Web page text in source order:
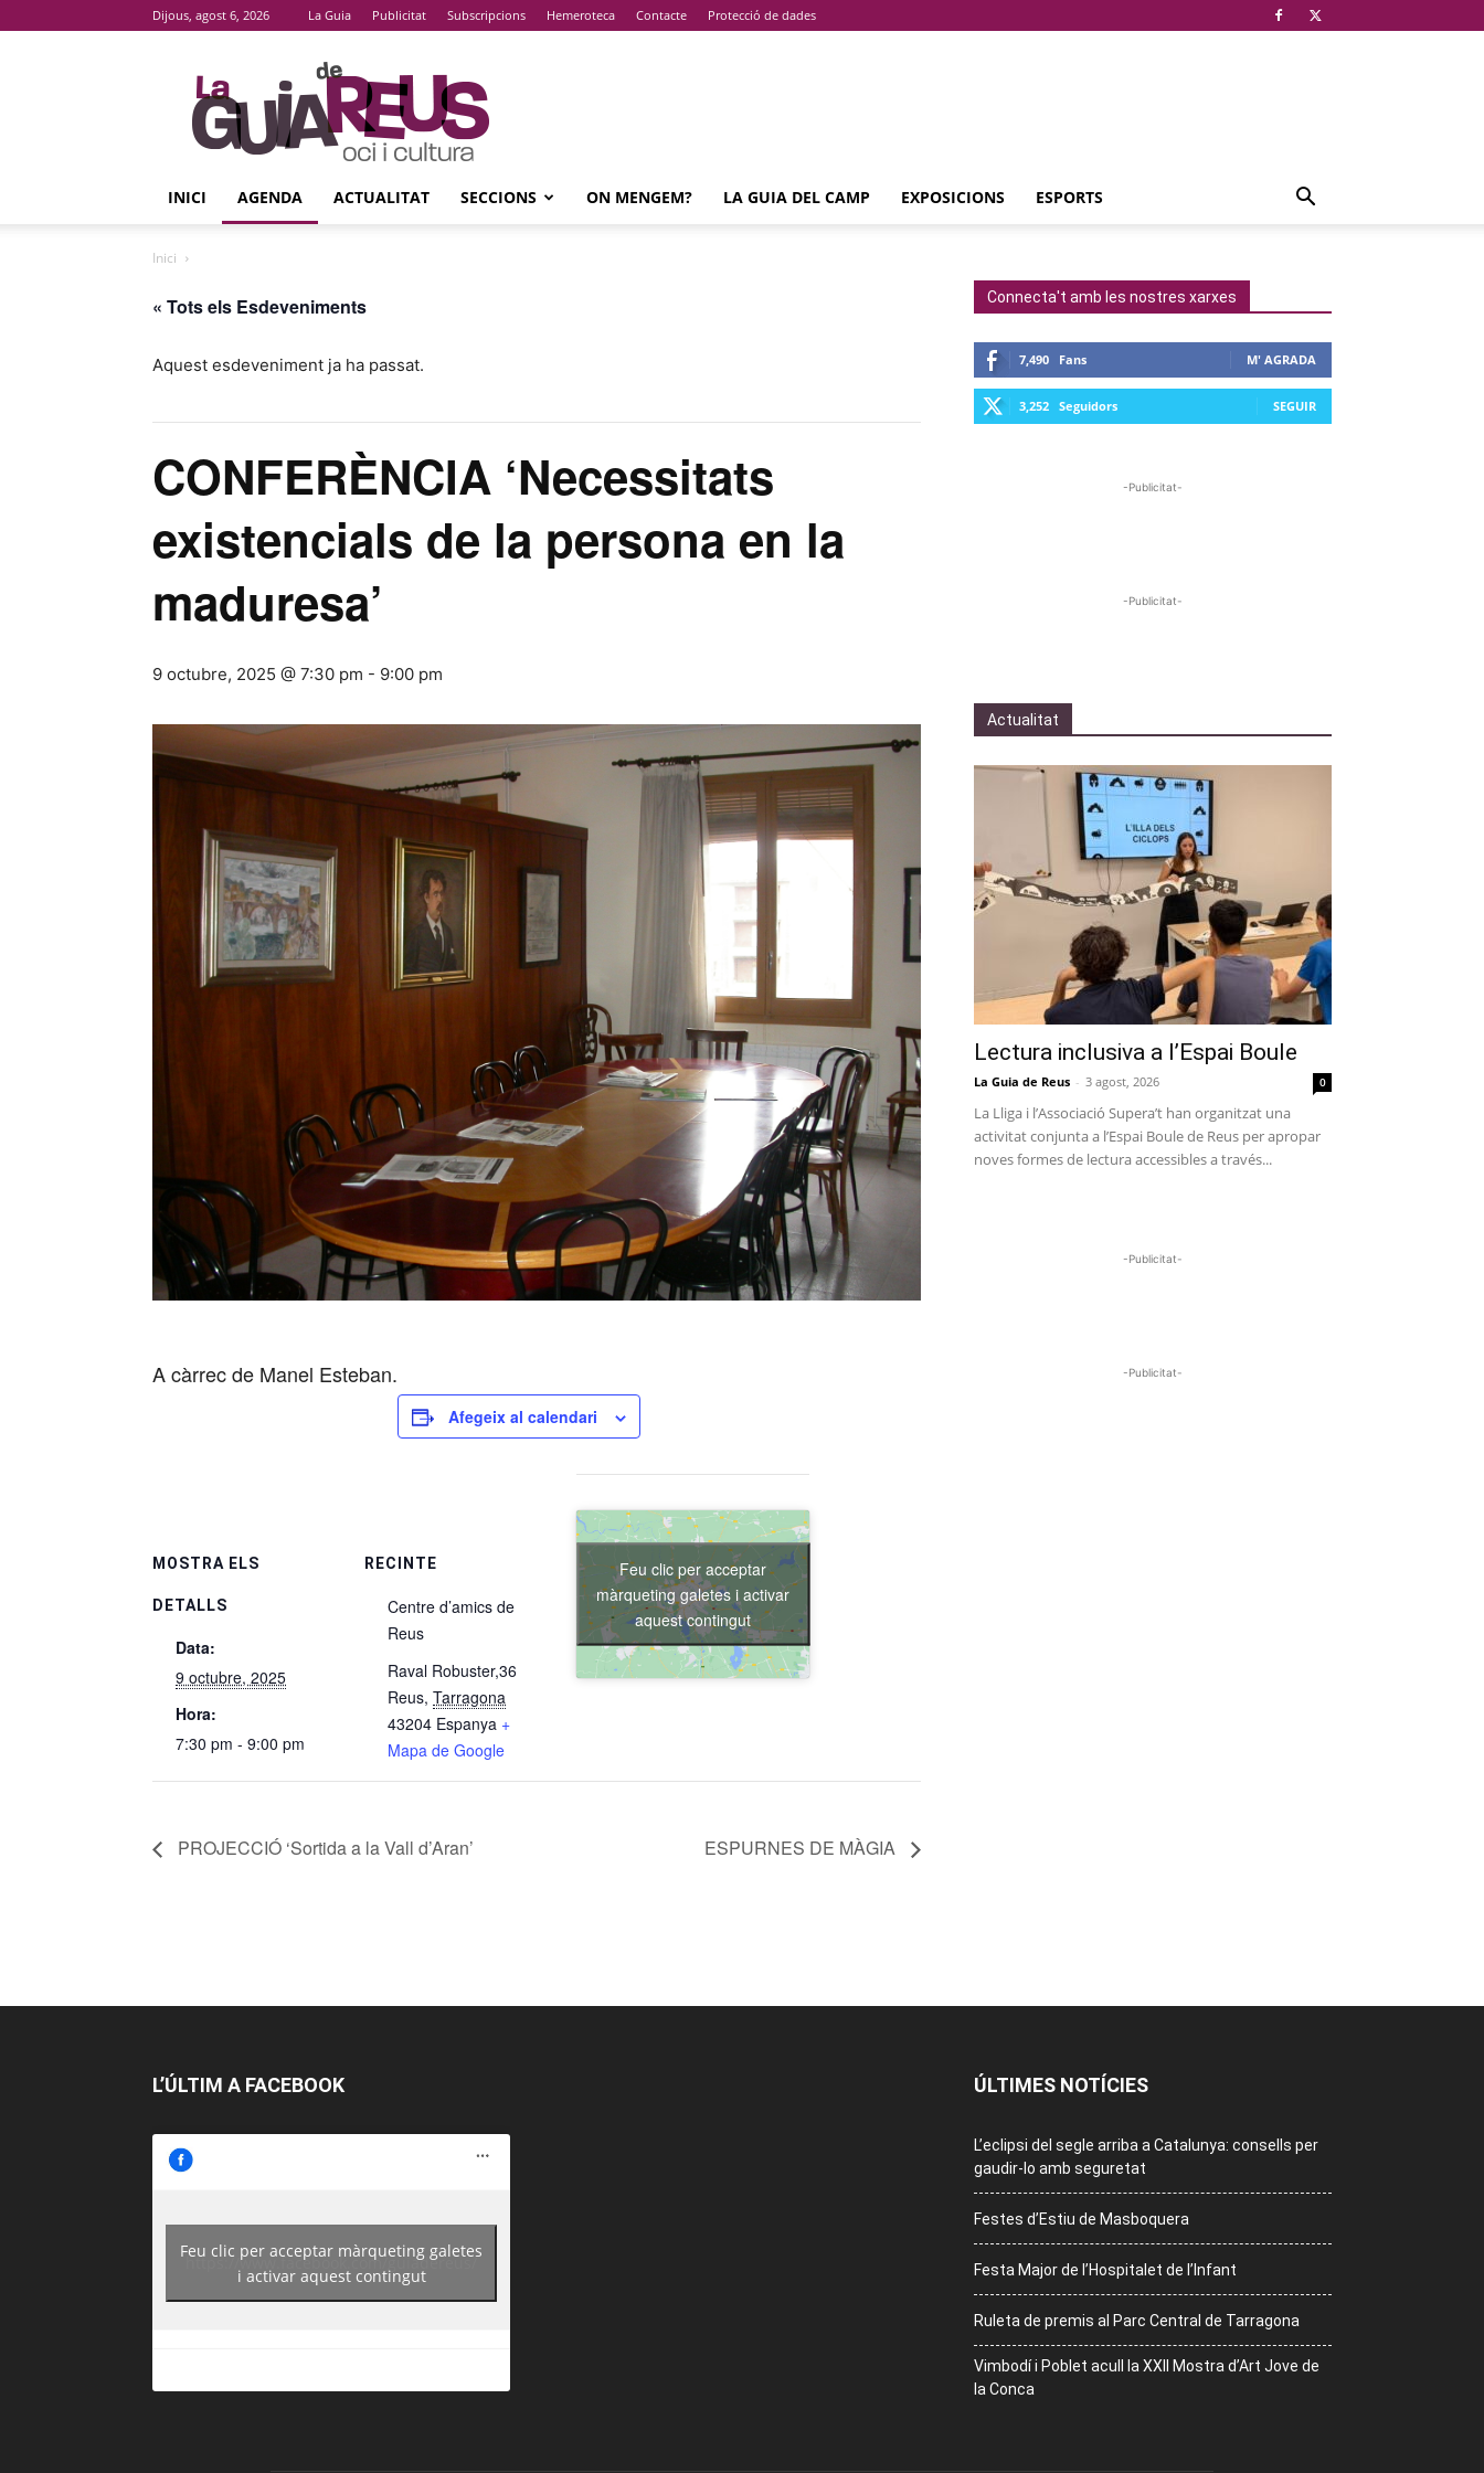
Dijous, agost 6, 2026 La Guia Publicitat Subscripcions Hemeroteca Contacte Protecció de dades
La
Guia
De
Reus
INICI AGENDA ACTUALITAT SECCIONS ON MENGEM? LA GUIA DEL CAMP EXPOSICIONS ESPORTS
Inici
« Tots els Esdeveniments
Aquest esdeveniment ja ha passat.
CONFERÈNCIA ‘Necessitats
existencials de la persona en la
maduresa’
9 octubre, 2025 @ 7:30 pm - 9:00 pm
A càrrec de Manel Esteban.
Afegeix al calendari
MOSTRA ELS
DETALLS
Data:
9 octubre, 2025
Hora:
7:30 pm - 9:00 pm
RECINTE
Centre d’amics de
Reus
Raval Robuster,36
Reus, Tarragona
43204 Espanya +
Mapa de Google
Feu clic per acceptar
màrqueting galetes i activar
aquest contingut
PROJECCIÓ ‘Sortida a la Vall d’Aran’ ESPURNES DE MÀGIA
Connecta't amb les nostres xarxes
7,490 Fans M' AGRADA
3,252 Seguidors SEGUIR
-Publicitat-
-Publicitat-
Actualitat
Lectura inclusiva a l’Espai Boule
La Guia de Reus - 3 agost, 2026 0
La Lliga i l’Associació Supera’t han organitzat una
activitat conjunta a l’Espai Boule de Reus per apropar
noves formes de lectura accessibles a través...
-Publicitat-
-Publicitat-
L’ÚLTIM A FACEBOOK
https://www.facebook.com/guiadereus/
Feu clic per acceptar màrqueting galetes
i activar aquest contingut
ÚLTIMES NOTÍCIES
L’eclipsi del segle arriba a Catalunya: consells per
gaudir-lo amb seguretat
Festes d’Estiu de Masboquera
Festa Major de l’Hospitalet de l’Infant
Ruleta de premis al Parc Central de Tarragona
Vimbodí i Poblet acull la XXII Mostra d’Art Jove de
la Conca